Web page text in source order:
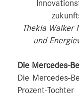
Thekla Walker
und
Die Mercedes-
Die Mercedes-
Prozent-